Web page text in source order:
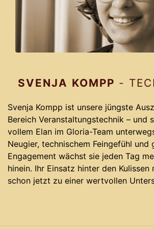
SVENJA KOMPP -
Svenja Kompp ist unsere jüngste
Bereich Veranstaltungstechnik – und
vollem Elan im Gloria-Team
Neugier, technischem Feingefühl und
Engagement wächst sie jeden Tag
hinein. Ihr Einsatz hinter den Kulissen
schon jetzt zu einer wertvollen